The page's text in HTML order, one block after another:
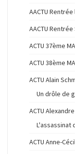
AACTU
AACTU
ACTU 37ème
ACTU 38ème
ACTU Alain
Un drôle de
ACTU
L'assassinat
ACTU Anne-